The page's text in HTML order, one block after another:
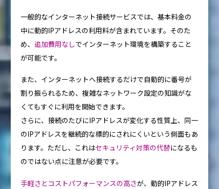
一般的なインターネット接続サービスでは、基本料金の
中に動的IPアドレスの利用料が含まれています。そのた
め、 追加費用なしでインターネット環境を構築すること
が可能です。
また、インターネットへ接続するだけで自動的に番号が
割り振られるため、複雑なネットワーク設定の知識がな
くてもすぐに利用を開始できます。
さらに、接続のたびにIPアドレスが変化する性質上、同一
のIPアドレスを継続的な標的にされにくいという側面もあ
ります。ただし、これはセキュリティ対策の代替になるも
のではない点に注意が必要です。
手軽さとコストパフォーマンスの高さが、動的IPアドレス